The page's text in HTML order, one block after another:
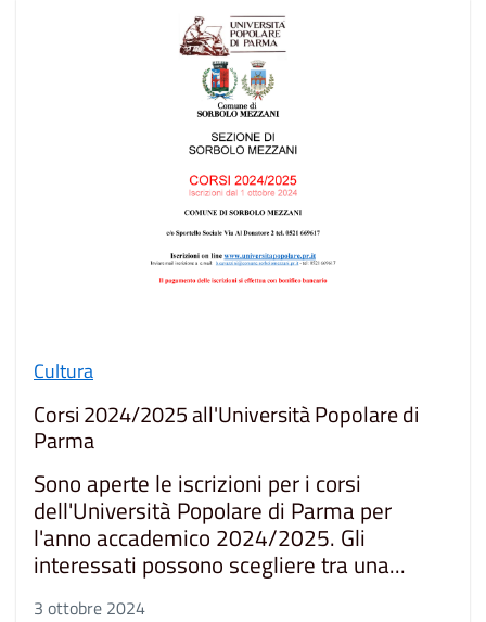
Cultura
Corsi 2024/2025 all'Università Popolare di
Parma
Sono aperte le iscrizioni per i corsi
dell'Università Popolare di Parma per
l'anno accademico 2024/2025. Gli
interessati possono scegliere tra una...
3 ottobre 2024